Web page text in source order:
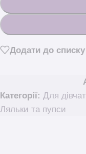
Додати до
Категорії: Для
Ляльки та пупси